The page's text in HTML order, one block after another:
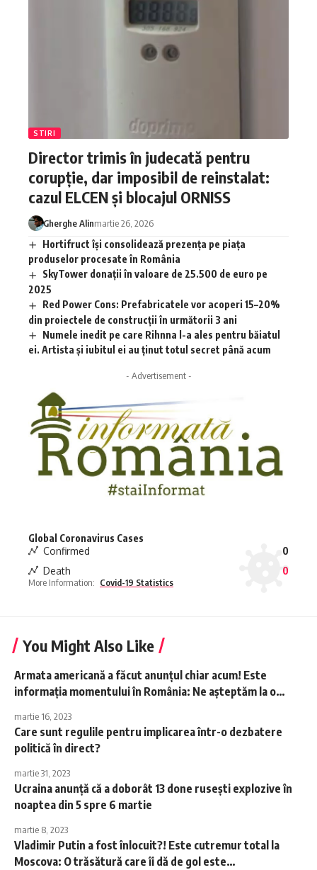
STIRI
Director trimis în judecată pentru
corupție, dar imposibil de reinstalat:
cazul ELCEN și blocajul ORNISS
Gherghe Alinmartie 26, 2026
Hortifruct își consolidează prezența pe piața
produselor procesate în România
SkyTower donații în valoare de 25.500 de euro pe
2025
Red Power Cons: Prefabricatele vor acoperi 15–20%
din proiectele de construcții în următorii 3 ani
Numele inedit pe care Rihnna l-a ales pentru băiatul
ei. Artista și iubitul ei au ținut totul secret până acum
- Advertisement -
Global Coronavirus Cases
Confirmed
0
Death
0
More Information: Covid-19 Statistics
You Might Also Like
Armata americană a făcut anunțul chiar acum! Este
informația momentului în România: Ne așteptăm la o…
martie 16, 2023
Care sunt regulile pentru implicarea într-o dezbatere
politică în direct?
martie 31, 2023
Ucraina anunță că a doborât 13 done rusești explozive în
noaptea din 5 spre 6 martie
martie 8, 2023
Vladimir Putin a fost înlocuit?! Este cutremur total la
Moscova: O trăsătură care îi dă de gol este…